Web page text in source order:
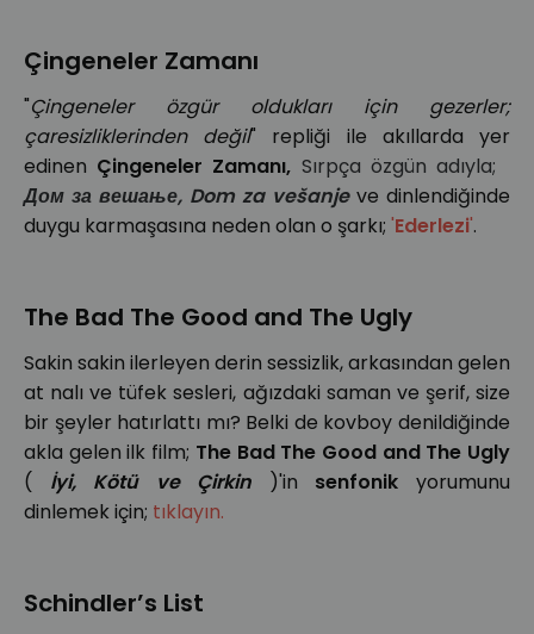
Çingeneler Zamanı
"Çingeneler özgür oldukları için gezerler;
çaresizliklerinden değil" repliği ile akıllarda yer
edinen Çingeneler Zamanı, Sırpça özgün adıyla;
Дом за вешање, Dom za vešanje ve dinlendiğinde
duygu karmaşasına neden olan o şarkı; 'Ederlezi'.
The Bad The Good and The Ugly
Sakin sakin ilerleyen derin sessizlik, arkasından gelen
at nalı ve tüfek sesleri, ağızdaki saman ve şerif, size
bir şeyler hatırlattı mı? Belki de kovboy denildiğinde
akla gelen ilk film; The Bad The Good and The Ugly
(
İyi, Kötü ve Çirkin )'in senfonik yorumunu
dinlemek için; tıklayın.
Schindler’s List